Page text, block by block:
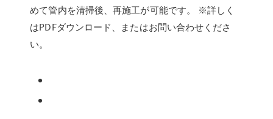
めて管内を清掃後、再施工が可能です。 ※詳しく
はPDFダウンロード、またはお問い合わせくださ
い。